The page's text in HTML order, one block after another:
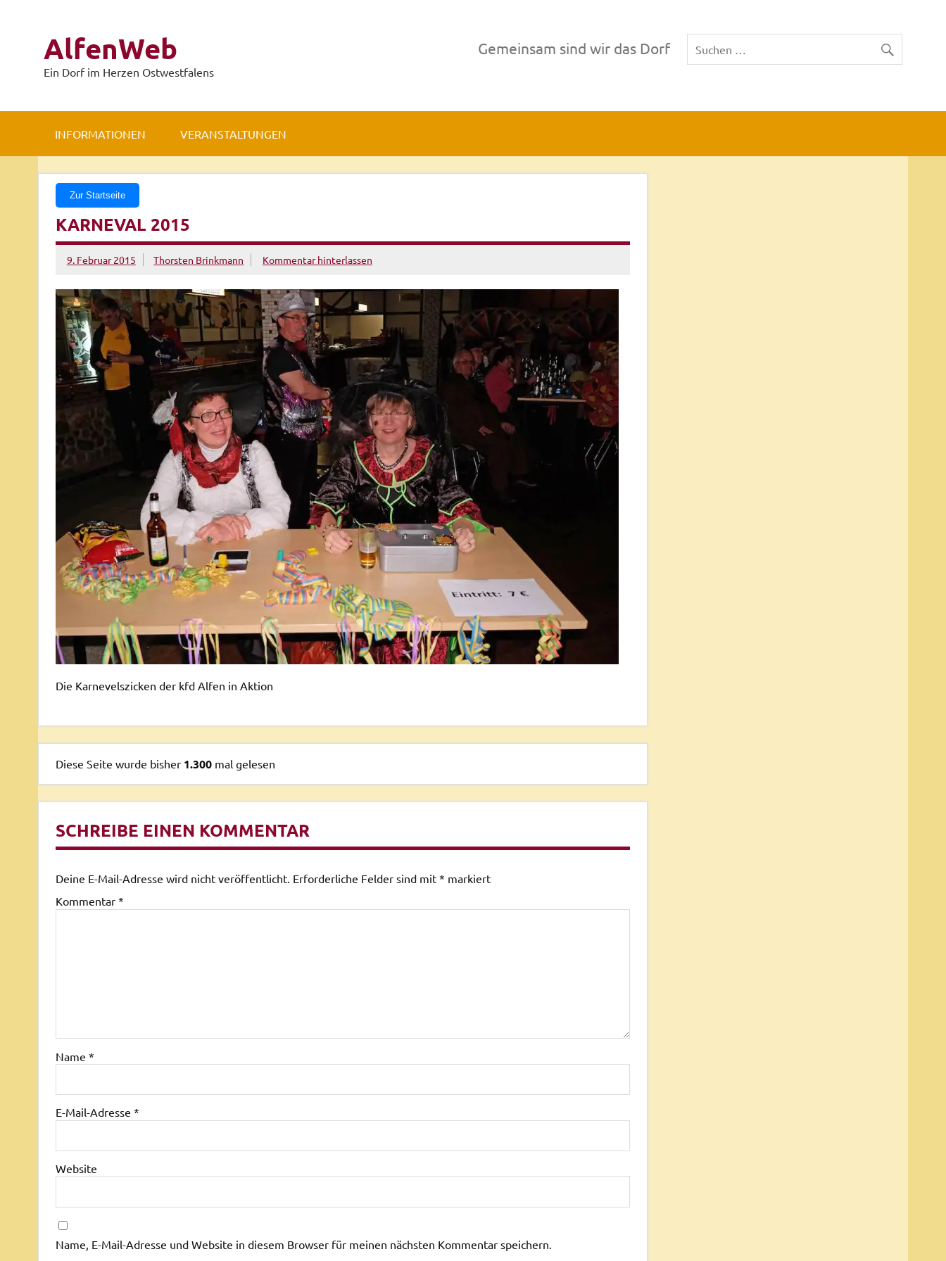
AlfenWeb
Ein Dorf im Herzen Ostwestfalens
Gemeinsam sind wir das Dorf
INFORMATIONEN VERANSTALTUNGEN
Zur Startseite
KARNEVAL 2015
9. Februar 2015 Thorsten Brinkmann Kommentar hinterlassen
Die Karnevelszicken der kfd Alfen in Aktion
Diese Seite wurde bisher1.300 mal gelesen
SCHREIBE EINEN KOMMENTAR
Deine E-Mail-Adresse wird nicht veröffentlicht. Erforderliche Felder sind mit * markiert
Kommentar *
Name *
E-Mail-Adresse *
Website
Name, E-Mail-Adresse und Website in diesem Browser für meinen nächsten Kommentar speichern.